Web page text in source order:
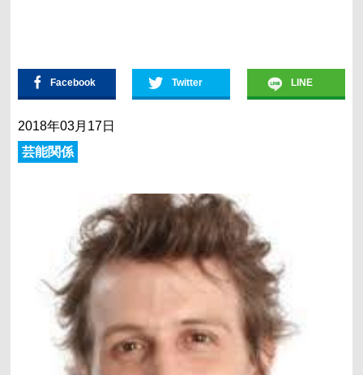
Facebook Twitter LINE
2018年03月17日
芸能関係